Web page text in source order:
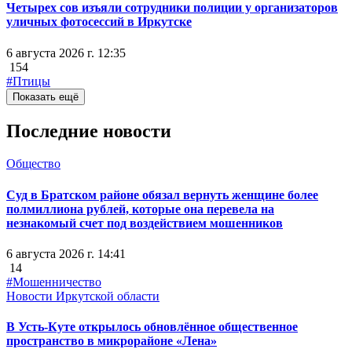
Четырех сов изъяли сотрудники полиции у организаторов
уличных фотосессий в Иркутске
6 августа 2026 г. 12:35
154
#Птицы
Показать ещё
Последние новости
Общество
Суд в Братском районе обязал вернуть женщине более
полмиллиона рублей, которые она перевела на
незнакомый счет под воздействием мошенников
6 августа 2026 г. 14:41
14
#Мошенничество
Новости Иркутской области
В Усть-Куте открылось обновлённое общественное
пространство в микрорайоне «Лена»